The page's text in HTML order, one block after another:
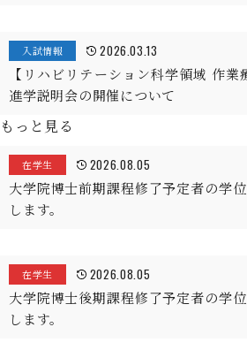
入試情報 2026.03.13
【リハビリテーション科学領域 作
進学説明会の開催について
もっと見る
在学生 2026.08.05
大学院博士前期課程修了予定者の学
します。
在学生 2026.08.05
大学院博士後期課程修了予定者の学
します。